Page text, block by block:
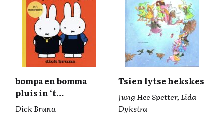
bompa en bomma
pluis in ‘t
Mestreechs
Dick Bruna
Tsien lytse hekskes
Jung Hee Spetter, Lida
Dykstra